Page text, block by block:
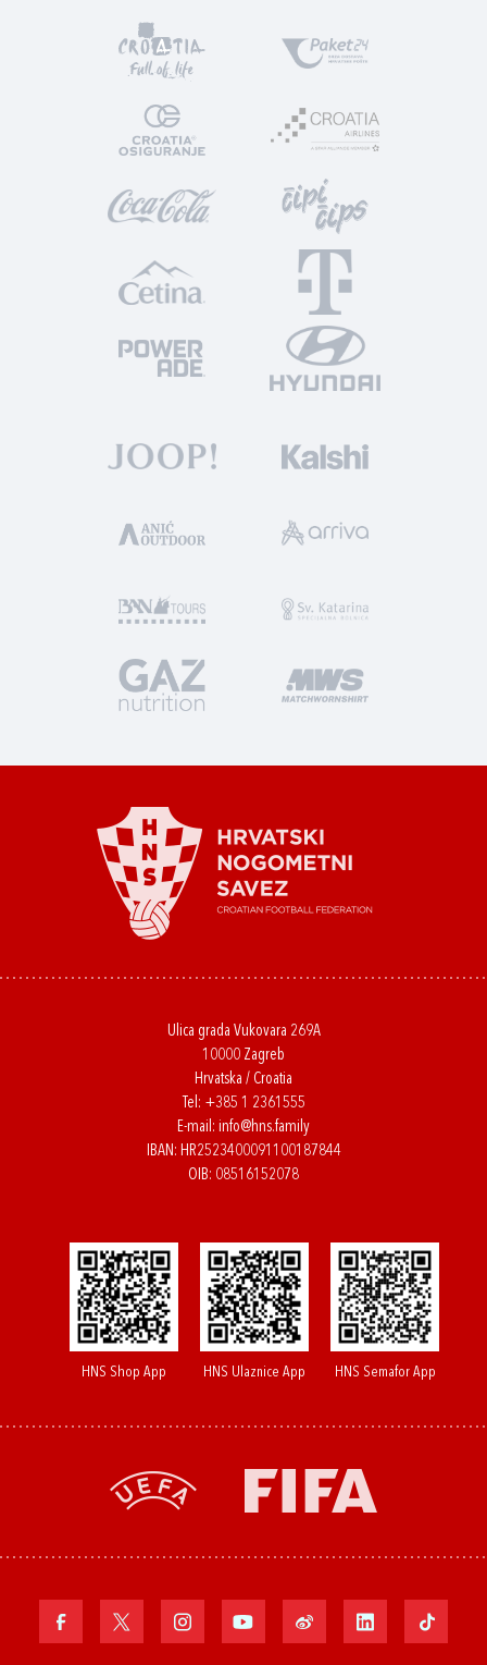
Ulica grada Vukovara 269A
10000 Zagreb
Hrvatska / Croatia
Tel: +385 1 2361555
E-mail: info@hns.family
IBAN: HR2523400091100187844
OIB: 08516152078
HNS Shop App HNS Ulaznice App HNS Semafor App